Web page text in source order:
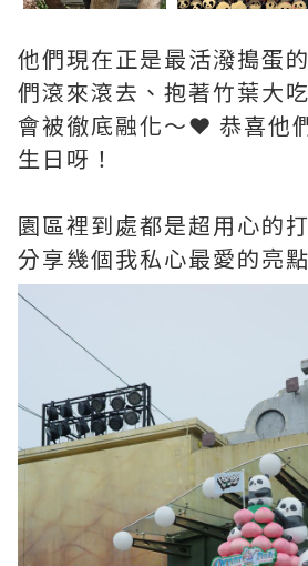
他們現在正是最活潑搗蛋
們滾來滾去、抱著竹葉大
會被徹底融化～❤️ 恭喜他
生日呀！
園區裡到處都是超用心的
分享幾個我私心最愛的亮點